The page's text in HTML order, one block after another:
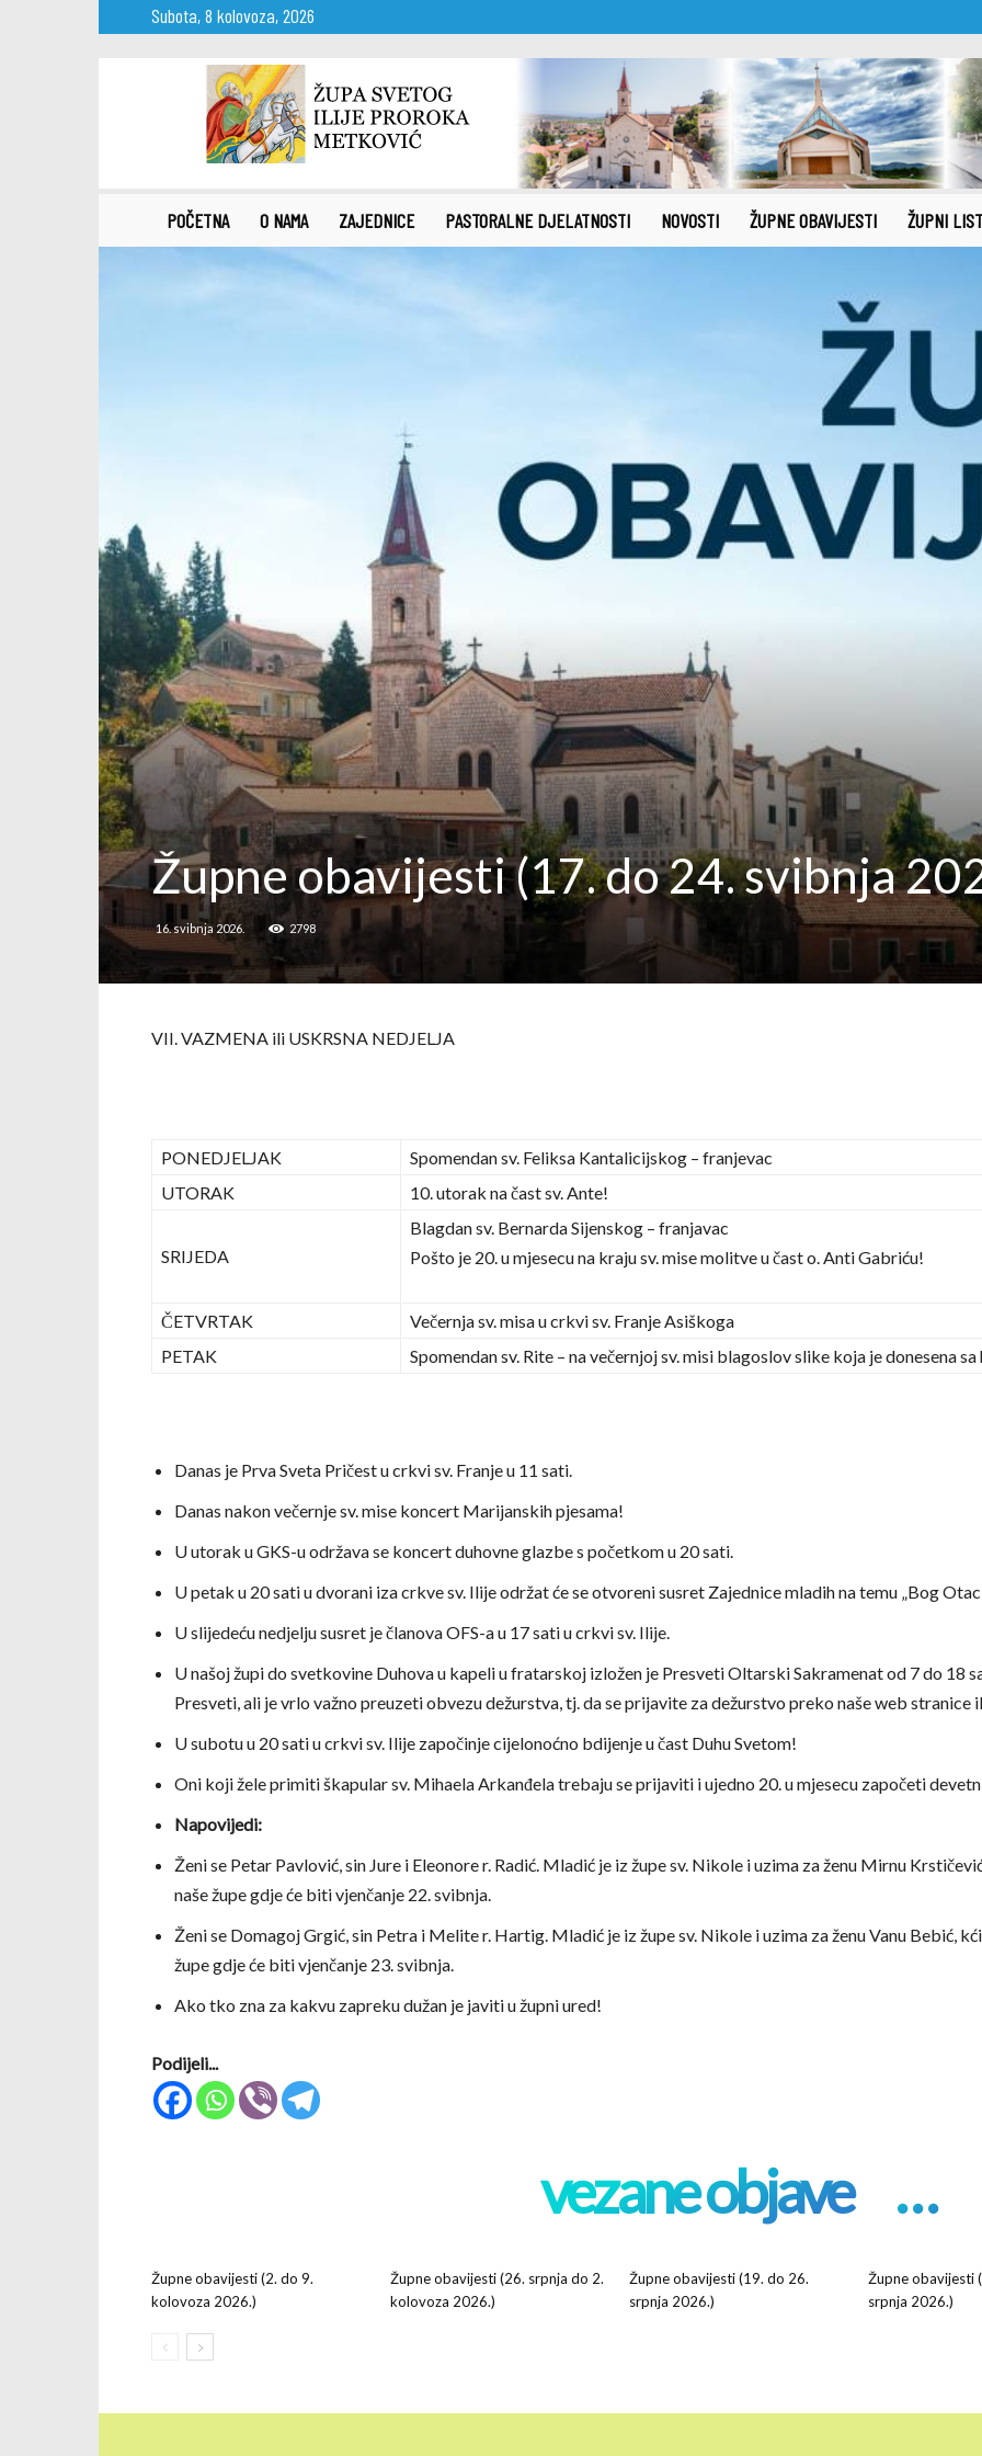
Subota, 8 kolovoza, 2026
Župa
sv.
Ilije
proroka
Metković
POČETNA O NAMA ZAJEDNICE PASTORALNE DJELATNOSTI NOVOSTI ŽUPNE OBAVIJESTI ŽUPNI LIST
Župne obavijesti (17. do 24. svibnja
16. svibnja 2026. 2798
VII. VAZMENA ili USKRSNA NEDJELJA
PONEDJELJAK
Spomendan sv. Feliksa Kantalicijskog – franjevac
UTORAK
10. utorak na čast sv. Ante!
SRIJEDA
Blagdan sv. Bernarda Sijenskog – franjavac
Pošto je 20. u mjesecu na kraju sv. mise molitve u čast o. Anti Gabriću!
ČETVRTAK
Večernja sv. misa u crkvi sv. Franje Asiškoga
PETAK
Spomendan sv. Rite – na večernjoj sv. misi blagoslov slike koja je donesena
Danas je Prva Sveta Pričest u crkvi sv. Franje u 11 sati.
Danas nakon večernje sv. mise koncert Marijanskih pjesama!
U utorak u GKS-u održava se koncert duhovne glazbe s početkom u 20 sati.
U petak u 20 sati u dvorani iza crkve sv. Ilije održat će se otvoreni susret Zajednice mladih na temu „Bog
U slijedeću nedjelju susret je članova OFS-a u 17 sati u crkvi sv. Ilije.
U našoj župi do svetkovine Duhova u kapeli u fratarskoj izložen je Presveti Oltarski Sakramenat od 7 do 18
Presveti, ali je vrlo važno preuzeti obvezu dežurstva, tj. da se prijavite za dežurstvo preko naše web
U subotu u 20 sati u crkvi sv. Ilije započinje cijelonoćno bdijenje u čast Duhu Svetom!
Oni koji žele primiti škapular sv. Mihaela Arkanđela trebaju se prijaviti i ujedno 20. u mjesecu započeti
Napovijedi:
Ženi se Petar Pavlović, sin Jure i Eleonore r. Radić. Mladić je iz župe sv. Nikole i uzima za ženu Mirnu
naše župe gdje će biti vjenčanje 22. svibnja.
Ženi se Domagoj Grgić, sin Petra i Melite r. Hartig. Mladić je iz župe sv. Nikole i uzima za ženu Vanu Bebić,
župe gdje će biti vjenčanje 23. svibnja.
Ako tko zna za kakvu zapreku dužan je javiti u župni ured!
Podijeli...
vezane objave . . .
Župne obavijesti (2. do 9.
kolovoza 2026.)
Župne obavijesti (26. srpnja do 2.
kolovoza 2026.)
Župne obavijesti (19. do 26.
srpnja 2026.)
Župne obavijesti
srpnja 2026.)